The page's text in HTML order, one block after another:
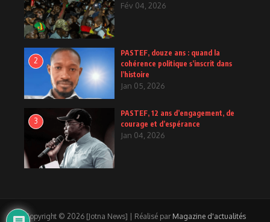
Fév 04, 2026
2
PASTEF, douze ans : quand la
cohérence politique s’inscrit dans
l’histoire
Jan 05, 2026
3
PASTEF, 12 ans d’engagement, de
courage et d’espérance
Jan 04, 2026
Copyright © 2026 [Jotna News] | Réalisé par Magazine d'actualités